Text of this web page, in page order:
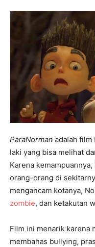
ParaNorman adalah film
laki yang bisa melihat
Karena
orang-orang di
mengancam kotanya,
zombie, dan ketakutan
Film ini menarik karena
membahas bullying,